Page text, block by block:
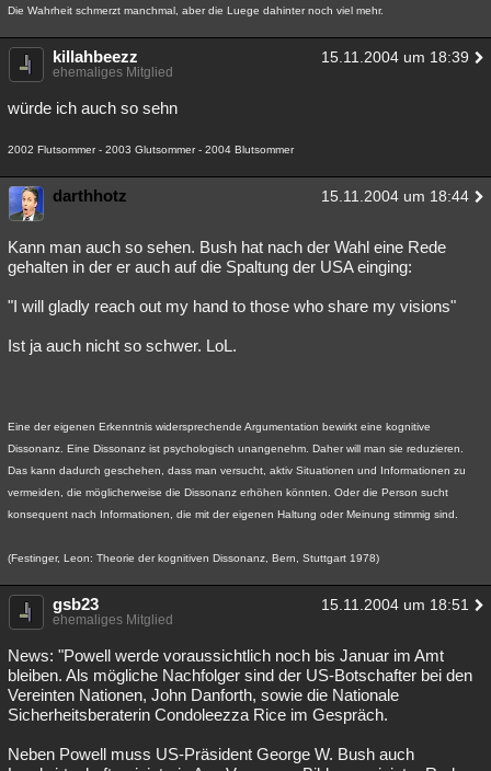
Die Wahrheit schmerzt manchmal, aber die Luege dahinter noch viel mehr.
killahbeezz 15.11.2004 um 18:39
ehemaliges Mitglied
würde ich auch so sehn
2002 Flutsommer - 2003 Glutsommer - 2004 Blutsommer
darthhotz 15.11.2004 um 18:44
Kann man auch so sehen. Bush hat nach der Wahl eine Rede
gehalten in der er auch auf die Spaltung der USA einging:
"I will gladly reach out my hand to those who share my visions"
Ist ja auch nicht so schwer. LoL.
Eine der eigenen Erkenntnis widersprechende Argumentation bewirkt eine kognitive
Dissonanz. Eine Dissonanz ist psychologisch unangenehm. Daher will man sie reduzieren.
Das kann dadurch geschehen, dass man versucht, aktiv Situationen und Informationen zu
vermeiden, die möglicherweise die Dissonanz erhöhen könnten. Oder die Person sucht
konsequent nach Informationen, die mit der eigenen Haltung oder Meinung stimmig sind.
(Festinger, Leon: Theorie der kognitiven Dissonanz, Bern, Stuttgart 1978)
gsb23 15.11.2004 um 18:51
ehemaliges Mitglied
News: "Powell werde voraussichtlich noch bis Januar im Amt
bleiben. Als mögliche Nachfolger sind der US-Botschafter bei den
Vereinten Nationen, John Danforth, sowie die Nationale
Sicherheitsberaterin Condoleezza Rice im Gespräch.
Neben Powell muss US-Präsident George W. Bush auch